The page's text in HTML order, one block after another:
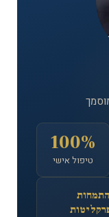
100%
טיפול אישי
התמחות